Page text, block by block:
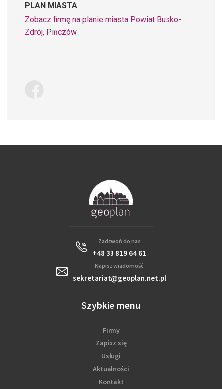
PLAN MIASTA
Zobacz firmę na planie miasta Powiat Busko-
Zdrój, Pińczów
Zadzwoń do nas
+48 33 819 64 61
Napisz wiadomość
sekretariat@geoplan.net.pl
Szybkie menu
Firmy
Zapisz się
Usługi
Aktualności
Kontakt